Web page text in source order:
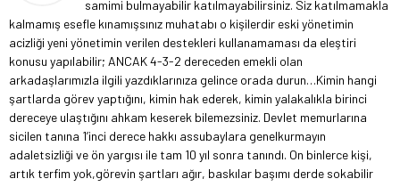
samimi bulmayabilir katılmayabilirsiniz. Siz katılmamakla
kalmamış esefle kınamışsınız muhatabı o kişilerdir eski yönetimin
acizliği yeni yönetimin verilen destekleri kullanamaması da eleştiri
konusu yapılabilir; ANCAK 4-3-2 dereceden emekli olan
arkadaşlarımızla ilgili yazdıklarınıza gelince orada durun…Kimin hangi
şartlarda görev yaptığını, kimin hak ederek, kimin yalakalıkla birinci
dereceye ulaştığını ahkam keserek bilemezsiniz. Devlet memurlarına
sicilen tanına 1’inci derece hakkı assubaylara genelkurmayın
adaletsizliği ve ön yargısı ile tam 10 yıl sonra tanındı. On binlerce kişi,
artık terfim yok,görevin şartları ağır, baskılar başımı derde sokabilir